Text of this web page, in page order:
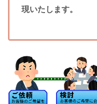
現いたします。